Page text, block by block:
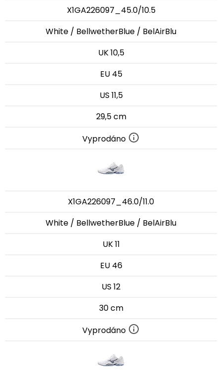
X1GA226097_45.0/10.5
White / BellwetherBlue / BelAirBlu
UK 10,5
EU 45
US 11,5
29,5 cm
Vyprodáno
X1GA226097_46.0/11.0
White / BellwetherBlue / BelAirBlu
UK 11
EU 46
US 12
30 cm
Vyprodáno